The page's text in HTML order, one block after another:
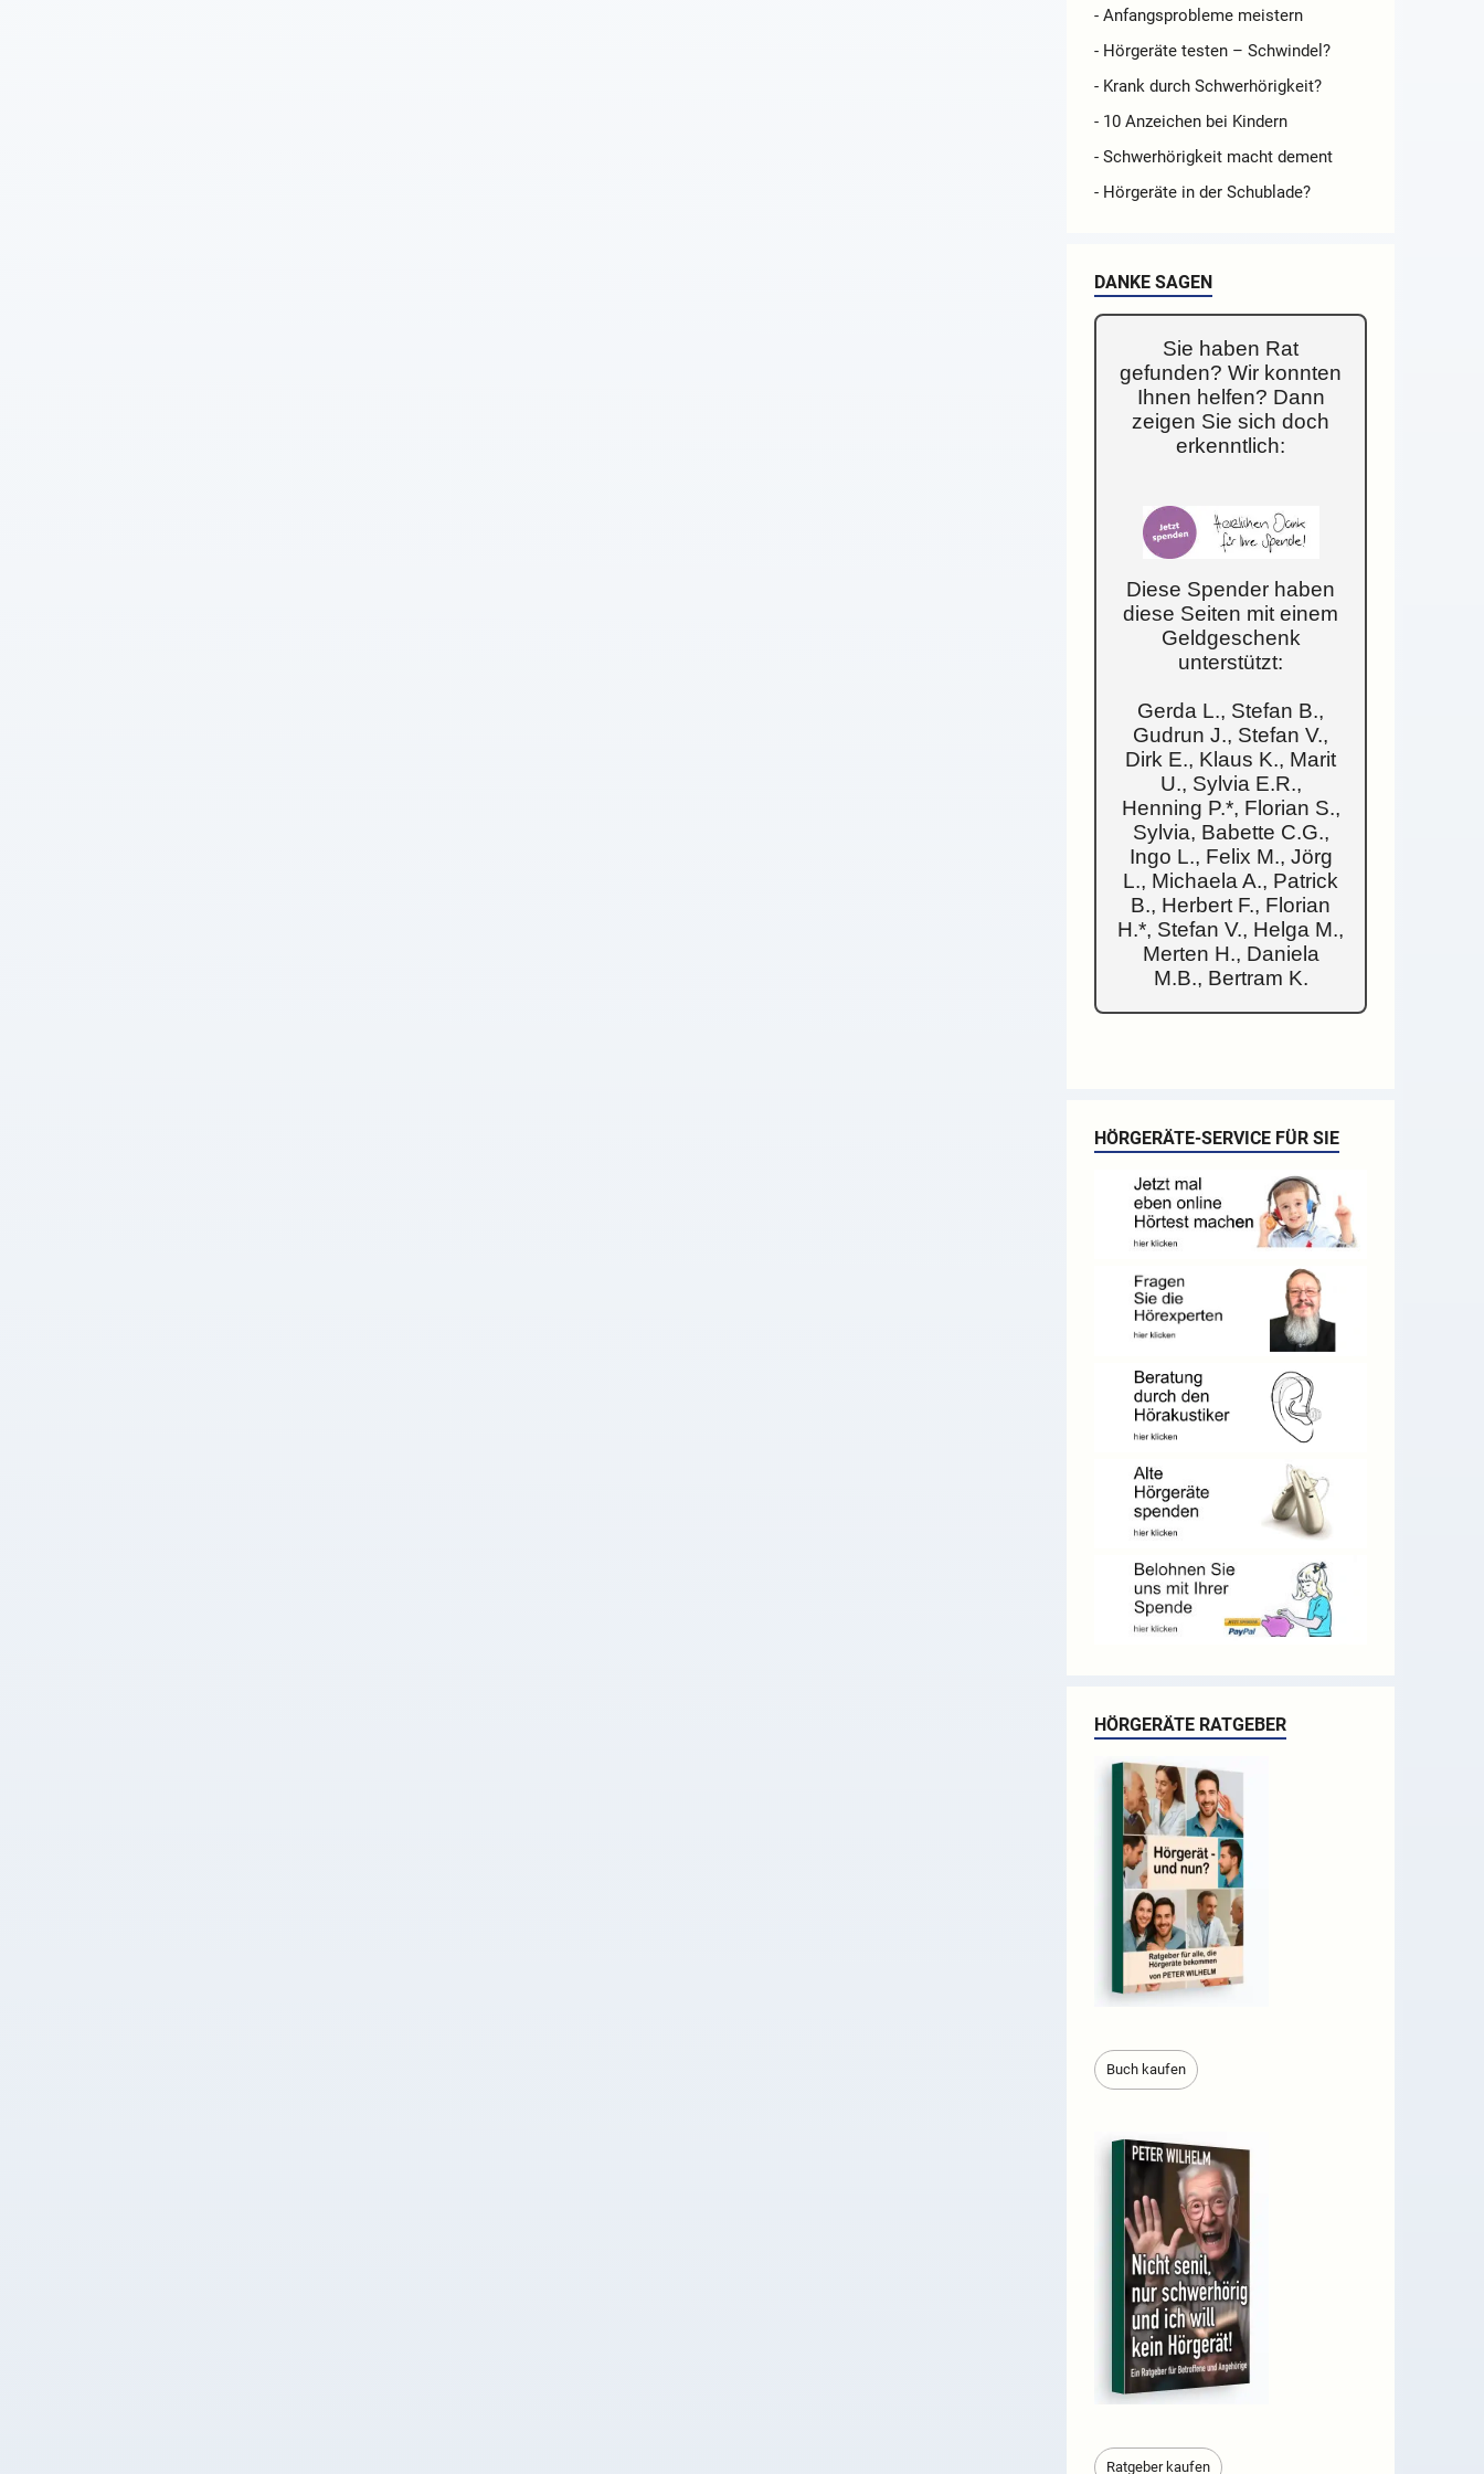
- Anfangsprobleme meistern
- Hörgeräte testen – Schwindel?
- Krank durch Schwerhörigkeit?
- 10 Anzeichen bei Kindern
- Schwerhörigkeit macht dement
- Hörgeräte in der Schublade?
DANKE SAGEN
Sie haben Rat
gefunden? Wir konnten
Ihnen helfen? Dann
zeigen Sie sich doch
erkenntlich:
Diese Spender haben
diese Seiten mit einem
Geldgeschenk
unterstützt:
Gerda L., Stefan B.,
Gudrun J., Stefan V.,
Dirk E., Klaus K., Marit
U., Sylvia E.R.,
Henning P.*, Florian S.,
Sylvia, Babette C.G.,
Ingo L., Felix M., Jörg
L., Michaela A., Patrick
B., Herbert F., Florian
H.*, Stefan V., Helga M.,
Merten H., Daniela
M.B., Bertram K.
HÖRGERÄTE-SERVICE FÜR SIE
HÖRGERÄTE RATGEBER
Buch kaufen
Ratgeber kaufen